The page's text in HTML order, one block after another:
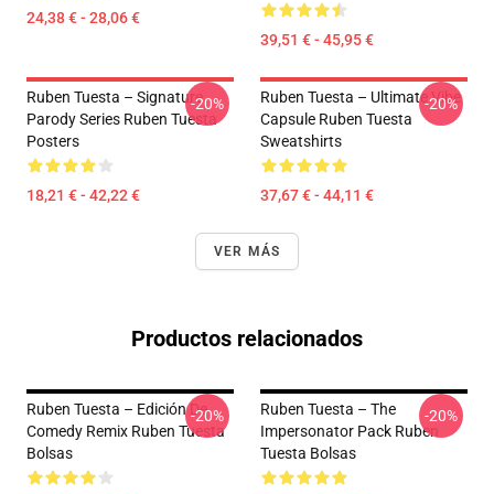
24,38 € - 28,06 €
39,51 € - 45,95 €
Ruben Tuesta – Signature
Parody Series Ruben Tuesta
Posters
18,21 € - 42,22 €
-20%
Ruben Tuesta – Ultimate Vibe
Capsule Ruben Tuesta
Sweatshirts
37,67 € - 44,11 €
-20%
VER MÁS
Productos relacionados
Ruben Tuesta – Edición De
Comedy Remix Ruben Tuesta
Bolsas
-20%
Ruben Tuesta – The
Impersonator Pack Ruben
Tuesta Bolsas
-20%